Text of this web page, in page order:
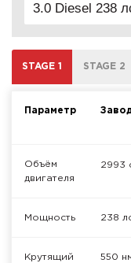
3.0 Diesel 238
STAGE 1 STAGE 2
Параметр
Объём
двигателя
2993
Мощность 238
Крутящий
550